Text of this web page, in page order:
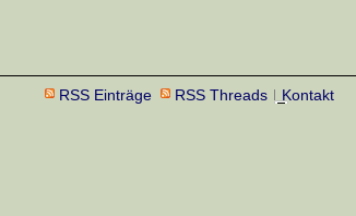
RSS Einträge RSS Threads Kontakt